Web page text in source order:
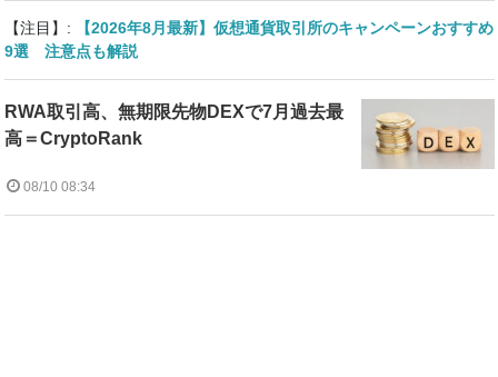
【注目】:
【2026年8月最新】仮想通貨取引所のキャンペーンおすすめ
9選 注意点も解説
RWA取引高、無期限先物DEXで7月過去最
高＝CryptoRank
08/10 08:34